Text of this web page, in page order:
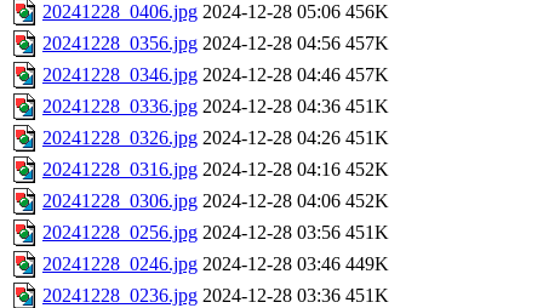
20241228_0406.jpg 2024-12-28 05:06 456K
20241228_0356.jpg 2024-12-28 04:56 457K
20241228_0346.jpg 2024-12-28 04:46 457K
20241228_0336.jpg 2024-12-28 04:36 451K
20241228_0326.jpg 2024-12-28 04:26 451K
20241228_0316.jpg 2024-12-28 04:16 452K
20241228_0306.jpg 2024-12-28 04:06 452K
20241228_0256.jpg 2024-12-28 03:56 451K
20241228_0246.jpg 2024-12-28 03:46 449K
20241228_0236.jpg 2024-12-28 03:36 451K